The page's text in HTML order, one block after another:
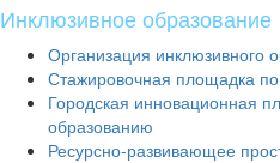
Инклюзивное образование
Организация инклюзивного
Стажировочная площадка
Городская инновационная
образованию
Ресурсно-развивающее